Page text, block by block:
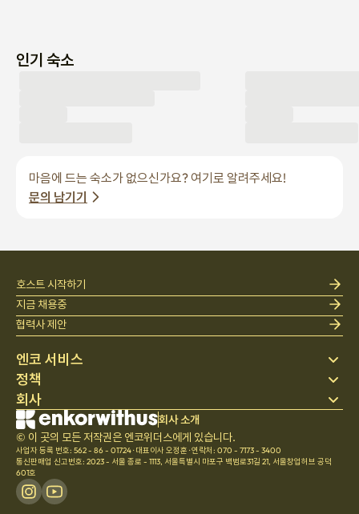
인기 숙소
마음에 드는 숙소가 없으신가요? 여기로 알려주세요!
문의 남기기
엔코 서비스
스테이 찾기
베딩
블로그
헬프 센터
정책
개인정보 처리방침
이용약관
취소 및 환불정책
회사
회사 소개
채용
팀문화
호스트 시작하기
지금 채용중
협력사 제안
회사 소개
© 이 곳의 모든 저작권은 엔코위더스에게 있습니다.
사업자 등록 번호: 562 - 86 - 01724·대표이사 오정훈 ·연락처: 070 - 7173 - 3400
통신판매업 신고번호: 2023 - 서울 종로 - 1113, 서울특별시 마포구 백범로31길 21, 서울창업허브 공덕
601호